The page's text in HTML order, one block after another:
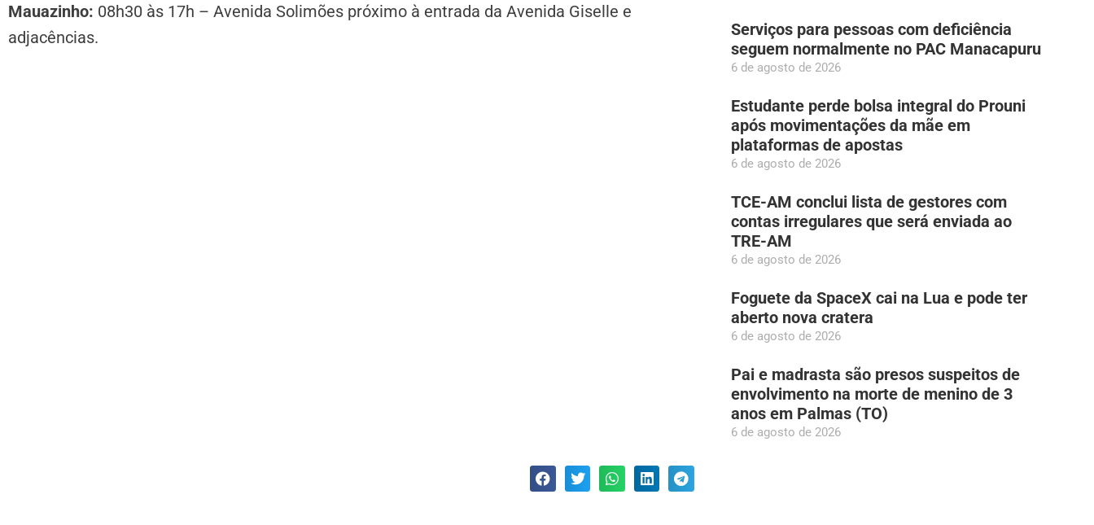
Mauazinho: 08h30 às 17h – Avenida Solimões próximo à entrada da Avenida Giselle e
adjacências.
Serviços para pessoas com deficiência
seguem normalmente no PAC Manacapuru
6 de agosto de 2026
Estudante perde bolsa integral do Prouni
após movimentações da mãe em
plataformas de apostas
6 de agosto de 2026
TCE-AM conclui lista de gestores com
contas irregulares que será enviada ao
TRE-AM
6 de agosto de 2026
Foguete da SpaceX cai na Lua e pode ter
aberto nova cratera
6 de agosto de 2026
Pai e madrasta são presos suspeitos de
envolvimento na morte de menino de 3
anos em Palmas (TO)
6 de agosto de 2026